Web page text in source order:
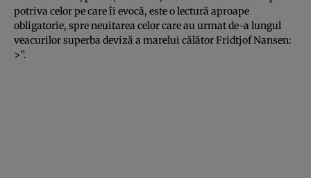
potriva celor pe care îi evocă, este o lectură aproape
obligatorie, spre neuitarea celor care au urmat de-a lungul
veacurilor superba deviză a marelui călător Fridtjof Nansen:
>”.